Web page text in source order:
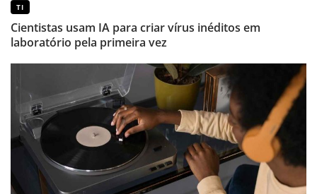
TI
Cientistas usam IA para criar vírus inéditos em
laboratório pela primeira vez